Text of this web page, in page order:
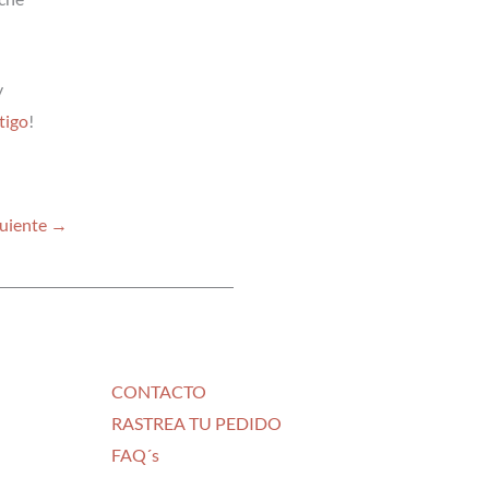
!
→
CONTACTO
RASTREA TU PEDIDO
FAQ´s